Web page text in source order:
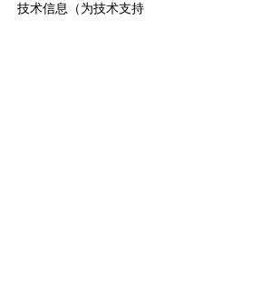
技术信息（为技术支持